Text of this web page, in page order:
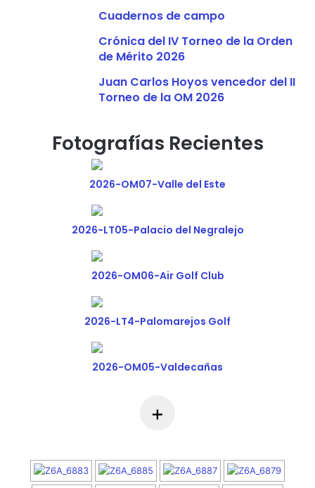
Cuadernos de campo
Crónica del IV Torneo de la Orden
de Mérito 2026
Juan Carlos Hoyos vencedor del II
Torneo de la OM 2026
Fotografías Recientes
2026-OM07-Valle del Este
2026-LT05-Palacio del Negralejo
2026-OM06-Air Golf Club
2026-LT4-Palomarejos Golf
2026-OM05-Valdecañas
+